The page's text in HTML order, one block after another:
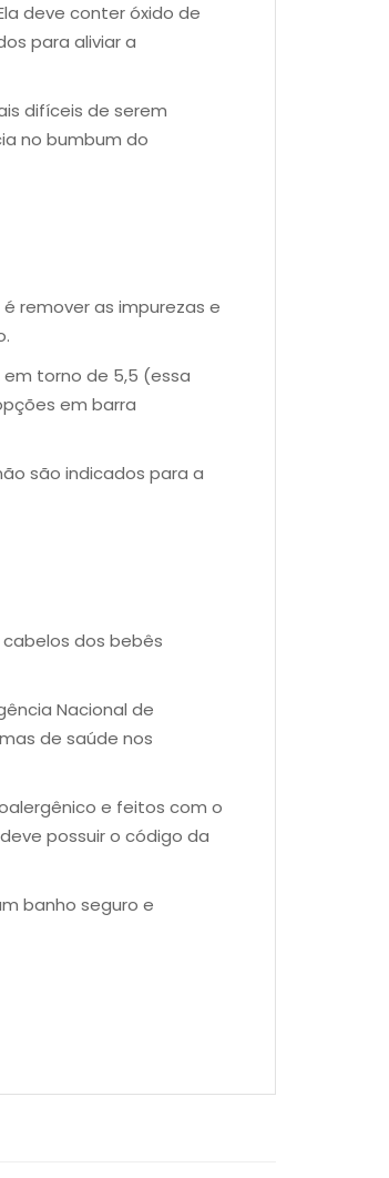
deve conter óxido de
para aliviar a
difíceis de serem
no bumbum do
remover as impurezas e
torno de 5,5 (essa
em barra
são indicados para a
dos bebês
Nacional de
de saúde nos
e feitos com o
possuir o código da
banho seguro e